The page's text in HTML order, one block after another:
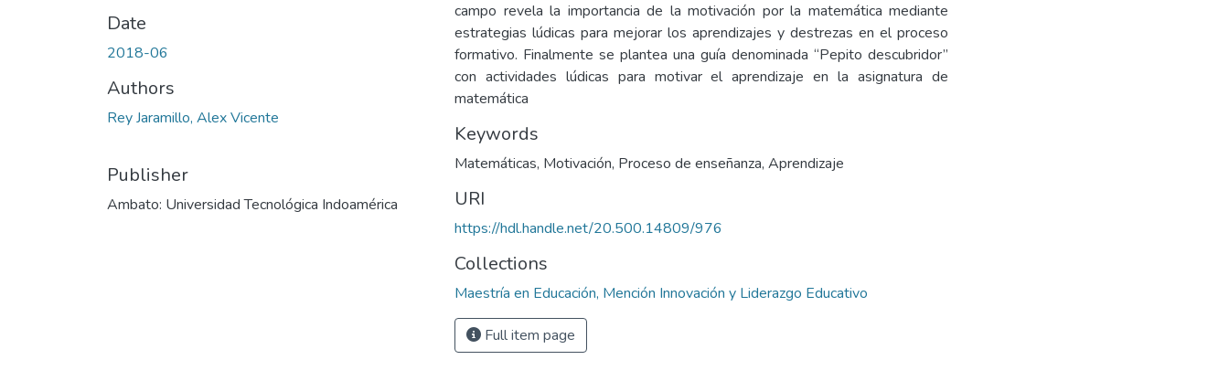
Date
2018-06
Authors
Rey Jaramillo, Alex Vicente
Publisher
Ambato: Universidad Tecnológica Indoamérica
campo revela la importancia de la motivación por la matemática mediante
estrategias lúdicas para mejorar los aprendizajes y destrezas en el proceso
formativo. Finalmente se plantea una guía denominada “Pepito descubridor”
con actividades lúdicas para motivar el aprendizaje en la asignatura de
matemática
Keywords
Matemáticas, Motivación, Proceso de enseñanza, Aprendizaje
URI
https://hdl.handle.net/20.500.14809/976
Collections
Maestría en Educación, Mención Innovación y Liderazgo Educativo
Full item page